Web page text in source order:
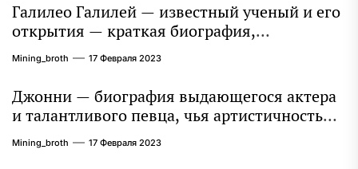
Галилео Галилей — известный ученый и его
открытия — краткая биография,
достижения и вклад в науку
Mining_broth 17 Февраля 2023
Джонни — биография выдающегося актера
и талантливого певца, чья артистичность
захватывает миллионы сердец
Mining_broth 17 Февраля 2023